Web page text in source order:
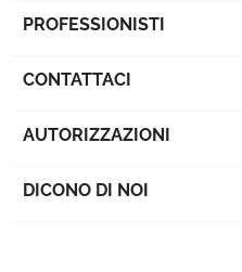
PROFESSIONISTI
CONTATTACI
AUTORIZZAZIONI
DICONO DI NOI